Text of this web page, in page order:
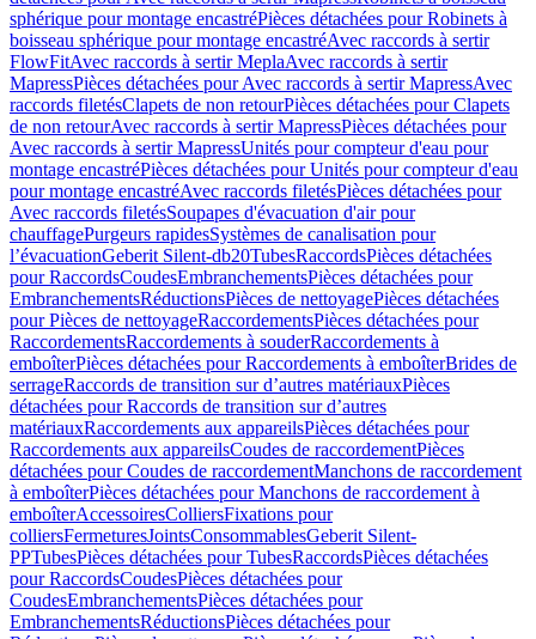
sphérique pour montage encastréPièces détachées pour Robinets à
boisseau sphérique pour montage encastréAvec raccords à sertir
FlowFitAvec raccords à sertir MeplaAvec raccords à sertir
MapressPièces détachées pour Avec raccords à sertir MapressAvec
raccords filetésClapets de non retourPièces détachées pour Clapets
de non retourAvec raccords à sertir MapressPièces détachées pour
Avec raccords à sertir MapressUnités pour compteur d'eau pour
montage encastréPièces détachées pour Unités pour compteur d'eau
pour montage encastréAvec raccords filetésPièces détachées pour
Avec raccords filetésSoupapes d'évacuation d'air pour
chauffagePurgeurs rapidesSystèmes de canalisation pour
l’évacuationGeberit Silent-db20TubesRaccordsPièces détachées
pour RaccordsCoudesEmbranchementsPièces détachées pour
EmbranchementsRéductionsPièces de nettoyagePièces détachées
pour Pièces de nettoyageRaccordementsPièces détachées pour
RaccordementsRaccordements à souderRaccordements à
emboîterPièces détachées pour Raccordements à emboîterBrides de
serrageRaccords de transition sur d’autres matériauxPièces
détachées pour Raccords de transition sur d’autres
matériauxRaccordements aux appareilsPièces détachées pour
Raccordements aux appareilsCoudes de raccordementPièces
détachées pour Coudes de raccordementManchons de raccordement
à emboîterPièces détachées pour Manchons de raccordement à
emboîterAccessoiresColliersFixations pour
colliersFermeturesJointsConsommablesGeberit Silent-
PPTubesPièces détachées pour TubesRaccordsPièces détachées
pour RaccordsCoudesPièces détachées pour
CoudesEmbranchementsPièces détachées pour
EmbranchementsRéductionsPièces détachées pour